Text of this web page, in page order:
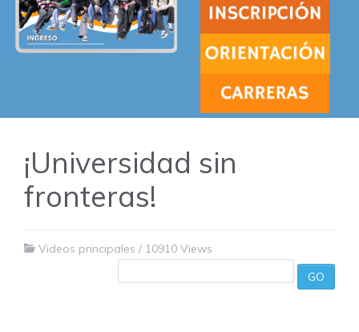
¡Universidad sin
fronteras!
Videos principales / 10910 Views
GO